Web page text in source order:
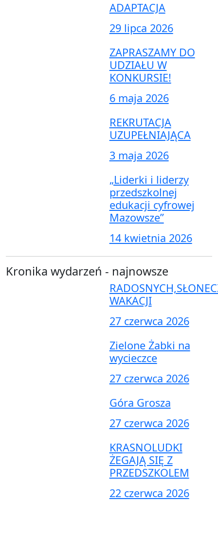
ADAPTACJA
29 lipca 2026
ZAPRASZAMY DO
UDZIAŁU W
KONKURSIE!
6 maja 2026
REKRUTACJA
UZUPEŁNIAJĄCA
3 maja 2026
„Liderki i liderzy
przedszkolnej
edukacji cyfrowej
Mazowsze”
14 kwietnia 2026
Kronika wydarzeń - najnowsze
WAKACJI
27 czerwca 2026
Zielone Żabki na
wycieczce
27 czerwca 2026
Góra Grosza
27 czerwca 2026
KRASNOLUDKI
ŻEGAJĄ SIĘ Z
PRZEDSZKOLEM
22 czerwca 2026